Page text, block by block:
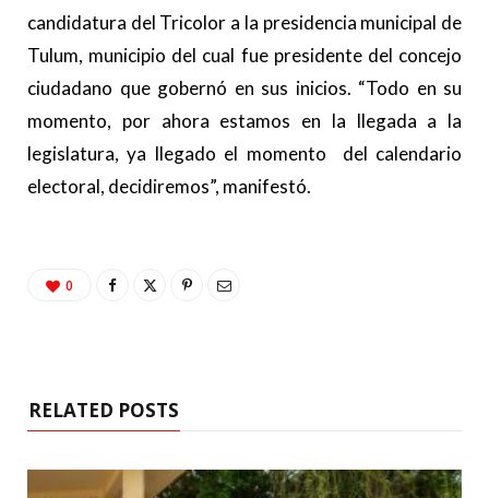
candidatura del Tricolor a la presidencia municipal de
Tulum, municipio del cual fue presidente del concejo
ciudadano que gobernó en sus inicios. “Todo en su
momento, por ahora estamos en la llegada a la
legislatura, ya llegado el momento del calendario
electoral, decidiremos”, manifestó.
0
RELATED POSTS